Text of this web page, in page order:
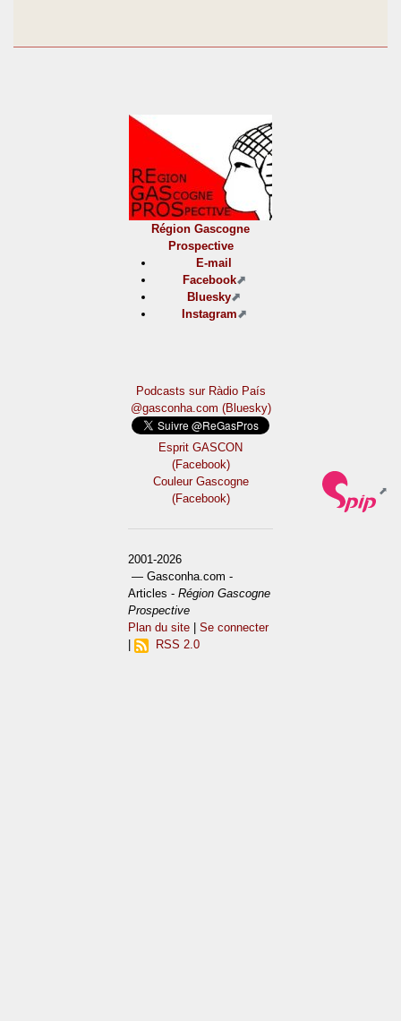
Région Gascogne
Prospective
E-mail
Facebook
Bluesky
Instagram
Podcasts sur Ràdio País
@gasconha.com (Bluesky)
Esprit GASCON
(Facebook)
Couleur Gascogne
(Facebook)
2001-2026
— Gasconha.com -
Articles -Région Gascogne
Prospective
Plan du site |Se connecter
|
RSS 2.0